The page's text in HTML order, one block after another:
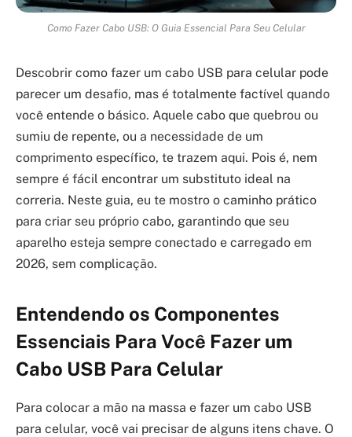
Como Fazer Cabo USB: O Guia Essencial Para Seu Celular
Descobrir como fazer um cabo USB para celular pode
parecer um desafio, mas é totalmente factível quando
você entende o básico. Aquele cabo que quebrou ou
sumiu de repente, ou a necessidade de um
comprimento específico, te trazem aqui. Pois é, nem
sempre é fácil encontrar um substituto ideal na
correria. Neste guia, eu te mostro o caminho prático
para criar seu próprio cabo, garantindo que seu
aparelho esteja sempre conectado e carregado em
2026, sem complicação.
Entendendo os Componentes
Essenciais Para Você Fazer um
Cabo USB Para Celular
Para colocar a mão na massa e fazer um cabo USB
para celular, você vai precisar de alguns itens chave. O